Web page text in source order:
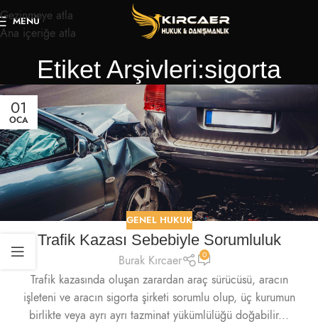
Gezinmeye atla
Ana içeriğe atla
MENÜ
Etiket Arşivleri:sigorta
01
OCA
GENEL HUKUK
Trafik Kazası Sebebiyle Sorumluluk
Burak Kırcaer 0
Trafik kazasında oluşan zarardan araç sürücüsü, aracın
işleteni ve aracın sigorta şirketi sorumlu olup, üç kurumun
birlikte veya ayrı ayrı tazminat yükümlülüğü doğabilir...